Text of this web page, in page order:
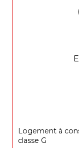
Logement à
classe G